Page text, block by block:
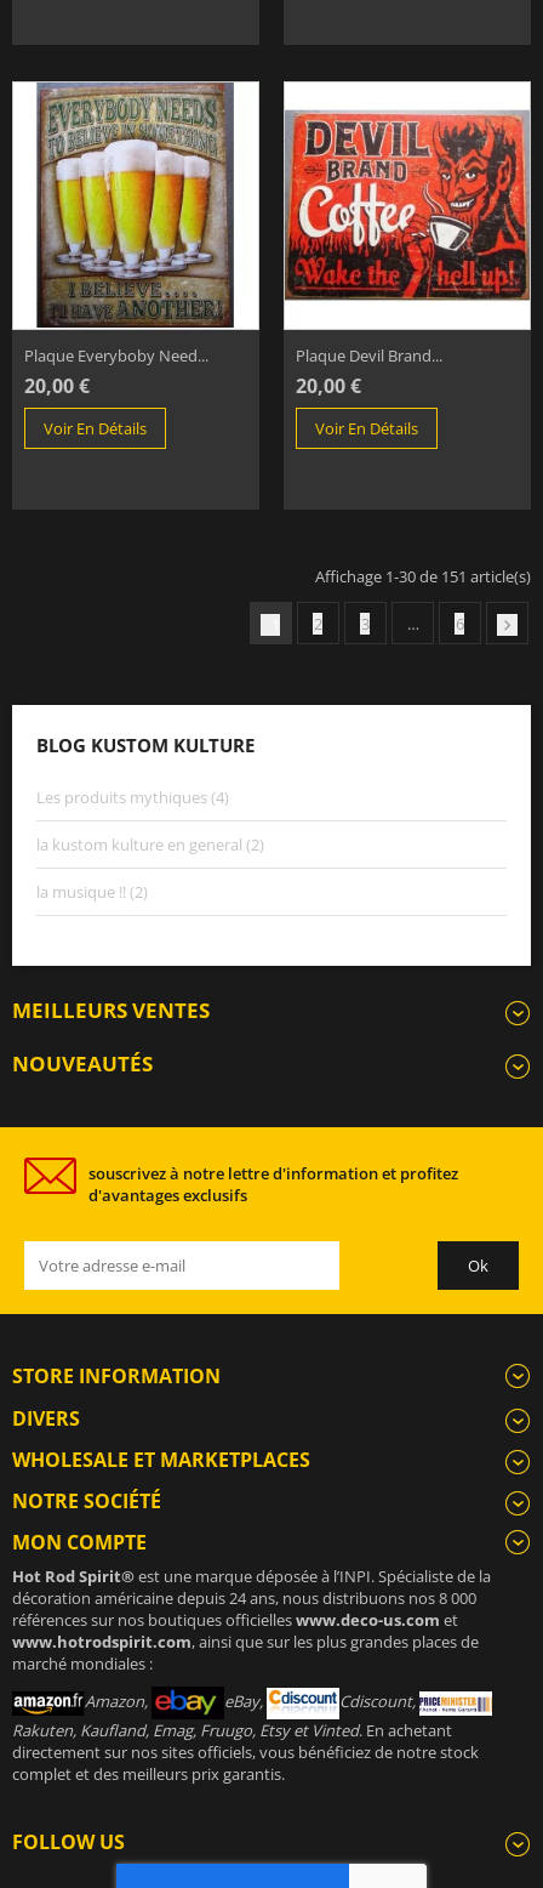
Plaque Everyboby Need...
20,00 €
Voir En Détails
Plaque Devil Brand...
20,00 €
Voir En Détails
Affichage 1-30 de 151 article(s)
2 3 … 6 
BLOG KUSTOM KULTURE
Les produits mythiques (4)
la kustom kulture en general (2)
la musique !! (2)
MEILLEURS VENTES
NOUVEAUTÉS
souscrivez à notre lettre d'information et profitez
d'avantages exclusifs
STORE INFORMATION
DIVERS
WHOLESALE ET MARKETPLACES
NOTRE SOCIÉTÉ
MON COMPTE
Hot Rod Spirit®est une marque déposée à l’INPI. Spécialiste de la
décoration américaine depuis 24 ans, nous distribuons nos 8 000
références sur nos boutiques officielleswww.deco-us.com et
www.hotrodspirit.com, ainsi que sur les plus grandes places de
marché mondiales :
Amazon,
eBay,
Cdiscount,
Rakuten, Kaufland, Emag, Fruugo, Etsy et Vinted. En achetant
directement sur nos sites officiels, vous bénéficiez de notre stock
complet et des meilleurs prix garantis.
FOLLOW US